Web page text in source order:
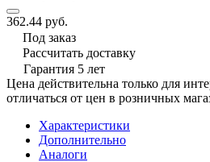
362.44 руб.
Под заказ
Рассчитать доставку
Гарантия 5 лет
Цена действительна только для
отличаться от цен в розничных
Характеристики
Дополнительно
Аналоги